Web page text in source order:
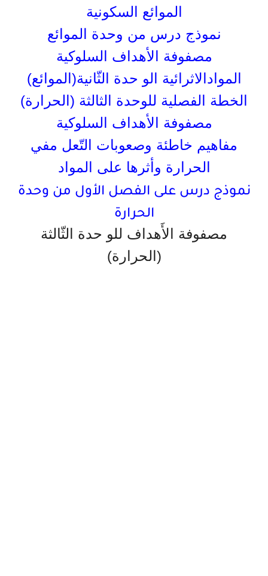
الموائع السكونية
نموذج درس من وحدة الموائع
مصفوفة الأهداف السلوكية
الموادالاثرائية الو حدة الثّانية(الموائع)
الخطة الفصلية للوحدة الثالثة (الحرارة)
مصفوفة الأهداف السلوكية
مفاهيم خاطئة وصعوبات التّعل مفي
الحرارة وأثرها على المواد
نموذج درس على الفصل الأول من وحدة
الحرارة
مصفوفة الأَهداف للو حدة الثّالثة
(الحرارة)